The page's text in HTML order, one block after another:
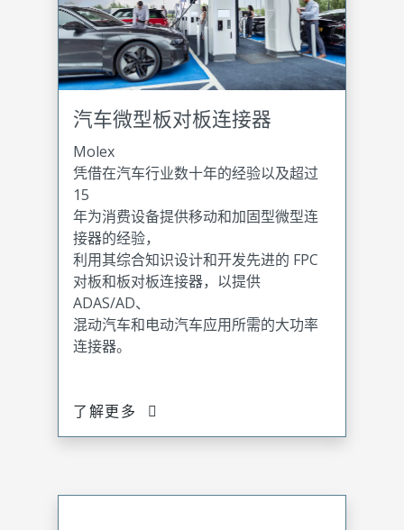
汽车微型板对板连接器
Molex
凭借在汽车行业数十年的经验以及超过
15
年为消费设备提供移动和加固型微型连
接器的经验，
利用其综合知识设计和开发先进的 FPC
对板和板对板连接器，以提供
ADAS/AD、
混动汽车和电动汽车应用所需的大功率
连接器。
了解更多